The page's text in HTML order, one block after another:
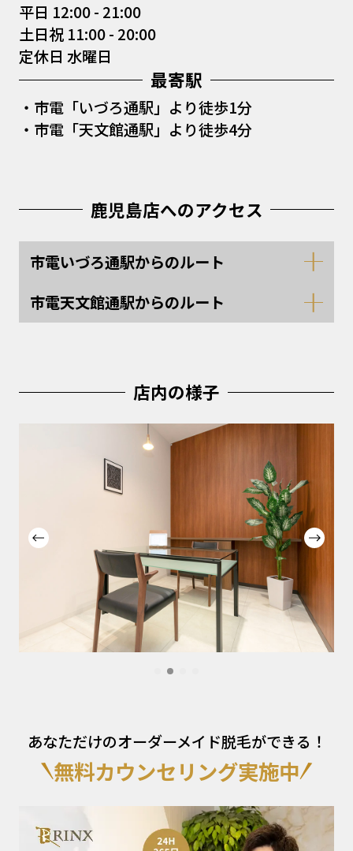
平日 12:00 - 21:00
土日祝 11:00 - 20:00
定休日 水曜日
最寄駅
・市電「いづろ通駅」より徒歩1分
・市電「天文館通駅」より徒歩4分
鹿児島店へのアクセス
市電いづろ通駅からのルート
市電天文館通駅からのルート
店内の様子
あなただけのオーダーメイド脱毛ができる！
無料カウンセリング実施中